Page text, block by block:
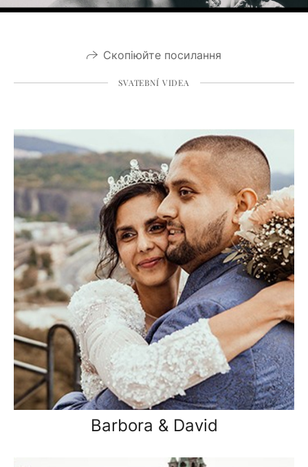
Скопіюйте посилання
SVATEBNÍ VIDEA
Barbora & David